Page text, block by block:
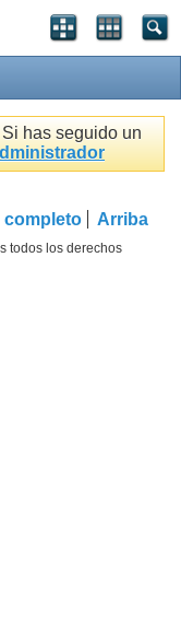
has seguido un
completo Arriba
todos los derechos